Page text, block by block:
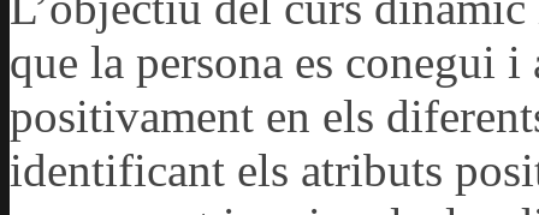
que la persona es conegui
positivament en els
identificant els atributs